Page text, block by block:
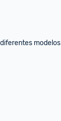
modelos